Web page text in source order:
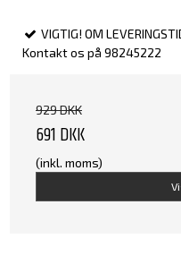
VIGTIG! OM
Kontakt os på 98245222
929 DKK
691 DKK
(inkl. moms)